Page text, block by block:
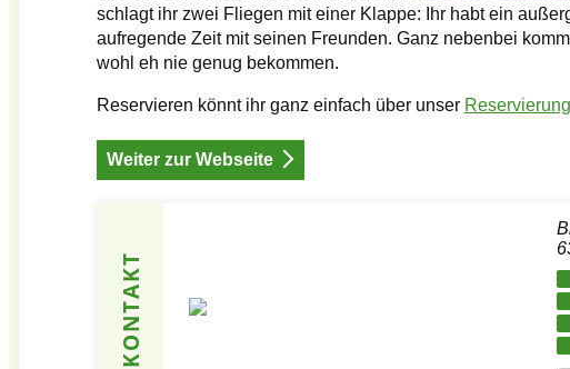
schlagt ihr zwei Fliegen mit einer Klappe: Ihr habt ein
aufregende Zeit mit seinen Freunden. Ganz nebenbei
wohl eh nie genug bekommen.
Reservieren könnt ihr ganz einfach über unser
Weiter zur Webseite
KONTAKT